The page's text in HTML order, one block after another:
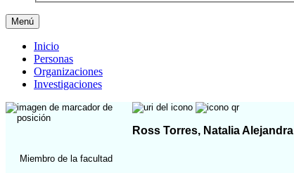
Menú
Inicio
Personas
Organizaciones
Investigaciones
Ross Torres, Natalia Alejandra
Miembro de la facultad